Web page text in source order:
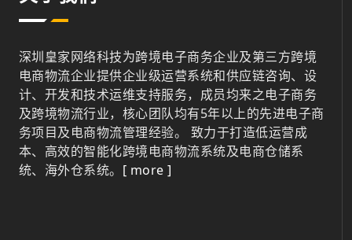
深圳皇家网络科技为跨境电子商务企业及第三方跨境
电商物流企业提供企业级运营系统和供应链咨询、设
计、开发和技术运维支持服务，成员均来之电子商务
及跨境物流行业，核心团队均有5年以上的先进电子商
务项目及电商物流管理经验。 致力于打造低运营成
本、高效的智能化跨境电商物流系统及电商仓储系
统、海外仓系统。 [ more ]